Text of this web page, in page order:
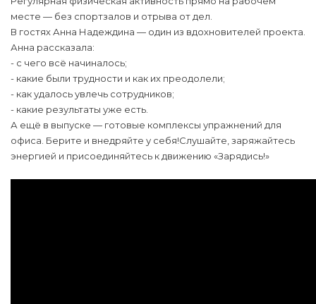
месте — без спортзалов и отрыва от дел.
В гостях Анна Надеждина — один из вдохновителей проекта.
Анна рассказала:
- с чего всё начиналось;
- какие были трудности и как их преодолели;
- как удалось увлечь сотрудников;
- какие результаты уже есть.
А ещё в выпуске — готовые комплексы упражнений для
офиса. Берите и внедряйте у себя!Слушайте, заряжайтесь
энергией и присоединяйтесь к движению «Зарядись!»